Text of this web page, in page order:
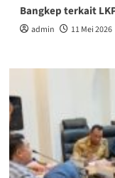
Bangkep terkait
admin 11 Mei 2026